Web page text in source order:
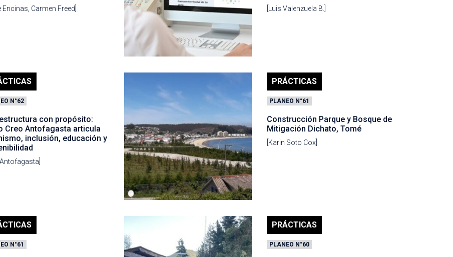
Encinas, Carmen Freed] [Luis Valenzuela B.]
N°62
con propósito:
Creo Antofagasta articula
inclusión, educación y
PRÁCTICAS
PLANEO N°61
Construcción Parque y Bosque de
Mitigación Dichato, Tomé
[Karin Soto Cox]
N°61
PRÁCTICAS
PLANEO N°60